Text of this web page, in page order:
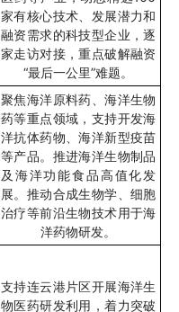
家有核心技术、发展潜力和
融资需求的科技型企业，逐
家走访对接，重点破解融资
“最后一公里”难题。
聚焦海洋原料药、海洋生物
药等重点领域，支持开发海
洋抗体药物、海洋新型疫苗
等产品。推进海洋生物制品
及海洋功能食品高值化发
展。推动合成生物学、细胞
治疗等前沿生物技术用于海
洋药物研发。
支持连云港片区开展海洋生
物医药研发利用，着力突破